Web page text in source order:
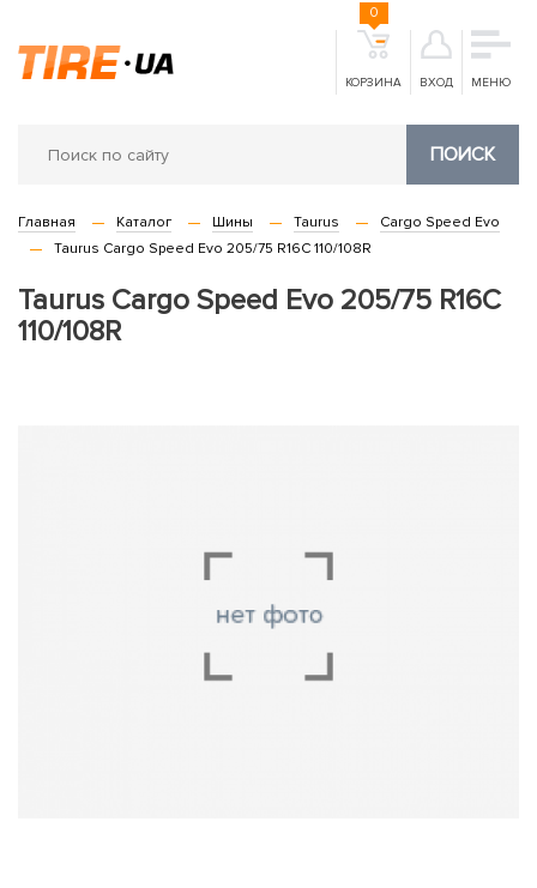
КОРЗИНА
0
ВХОД МЕНЮ
ПОИСК
Главная Каталог Шины Taurus
Cargo Speed Evo
Taurus Cargo Speed Evo 205/75 R16C 110/108R
Taurus Cargo Speed Evo 205/75 R16C
110/108R